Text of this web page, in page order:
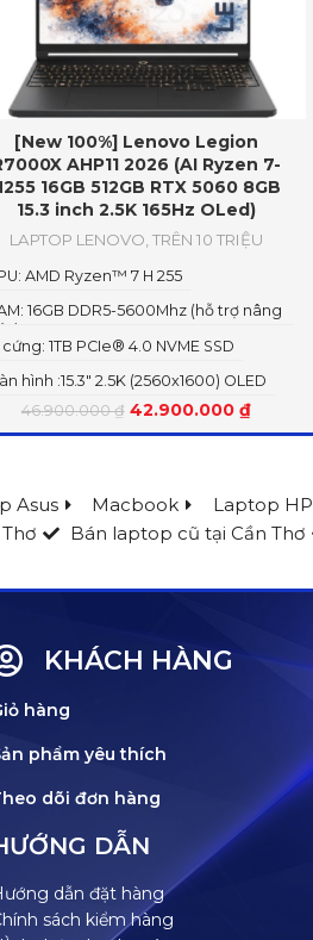
[New 100%] Lenovo Legion
AHP11 2026 (AI Ryzen 7-
16GB 512GB RTX 5060 8GB
15.3 inch 2.5K 165Hz OLed)
LAPTOP LENOVO, TRÊN 10 TRIỆU
46.900.000₫ 42.900.000 ₫
hình :15.3" 2.5K (2560x1600) OLED
1TB PCIe® 4.0 NVME SSD
16GB DDR5-5600Mhz (hỗ trợ nâng
AMD Ryzen™ 7 H 255
Asus Macbook Laptop HP
Bán laptop cũ tại Cần Thơ
KHÁCH HÀNG
hàng
phẩm yêu thích
dõi đơn hàng
DẪN
dẫn đặt hàng
sách kiểm hàng